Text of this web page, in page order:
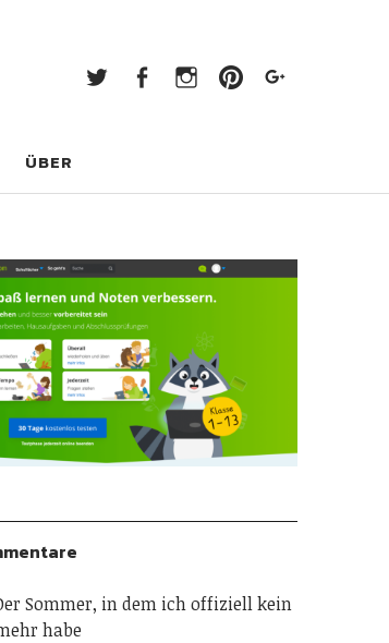
ÜBER
Sommer, in dem ich offiziell kein
habe